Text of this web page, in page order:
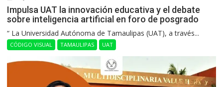
Impulsa UAT la innovación educativa y el debate
sobre inteligencia artificial en foro de posgrado
“ La Universidad Autónoma de Tamaulipas (UAT), a través...
CÓDIGO VISUAL TAMAULIPAS UAT